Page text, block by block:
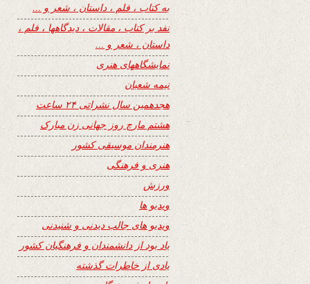
به کتاب ، فلم ، داستان ، شعر و …
نفد بر کتاب ، مقالات ، دیدگاهها ، فلم ،
داستان ، شعر و …
نمایشگاههای هنری
نیمه شعبان
هجدهمین سال نشراتی ۲۴ ساعت
هشتم مارچ روز جهانی زن مبارک
هنرمندان موسیقی کشور
هنری و فرهنگی
ورزش
ویدیو ها
ویدیو های جالب دیدنی و شنیدنی
یاد بود از دانشمندان و فرهنگیان کشور
یادی از خاطرات گذشته